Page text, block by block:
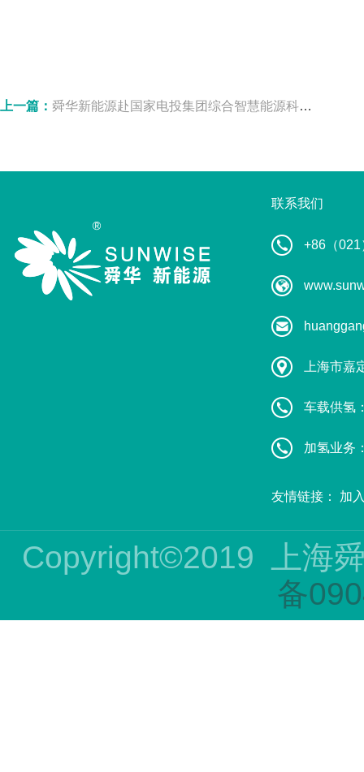
上一篇： 舜华新能源赴国家电投集团综合智慧能源科技有限公司走访交流
联系我们
+86（
上海市嘉
车载供氢
加氢业务
友情链接： 加
Copyright©2019
上海
备